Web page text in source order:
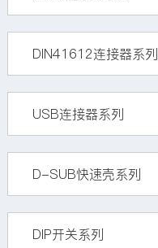
DIN41612连接器系列
USB连接器系列
D-SUB快速壳系列
DIP开关系列